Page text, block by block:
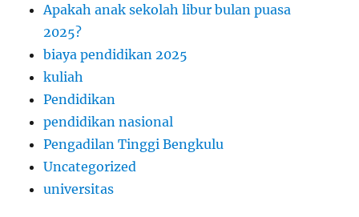
Apakah anak sekolah libur bulan puasa
2025?
biaya pendidikan 2025
kuliah
Pendidikan
pendidikan nasional
Pengadilan Tinggi Bengkulu
Uncategorized
universitas